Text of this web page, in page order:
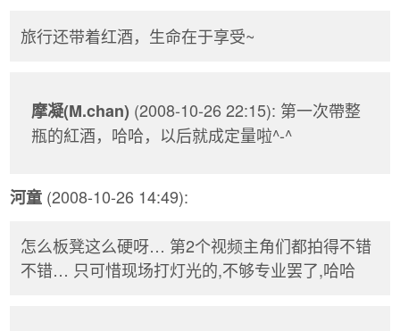
旅行还带着红酒，生命在于享受~
摩凝(M.chan) (2008-10-26 22:15): 第一次帶整
瓶的紅酒，哈哈，以后就成定量啦^-^
河童 (2008-10-26 14:49):
怎么板凳这么硬呀… 第2个视频主角们都拍得不错
不错… 只可惜现场打灯光的,不够专业罢了,哈哈